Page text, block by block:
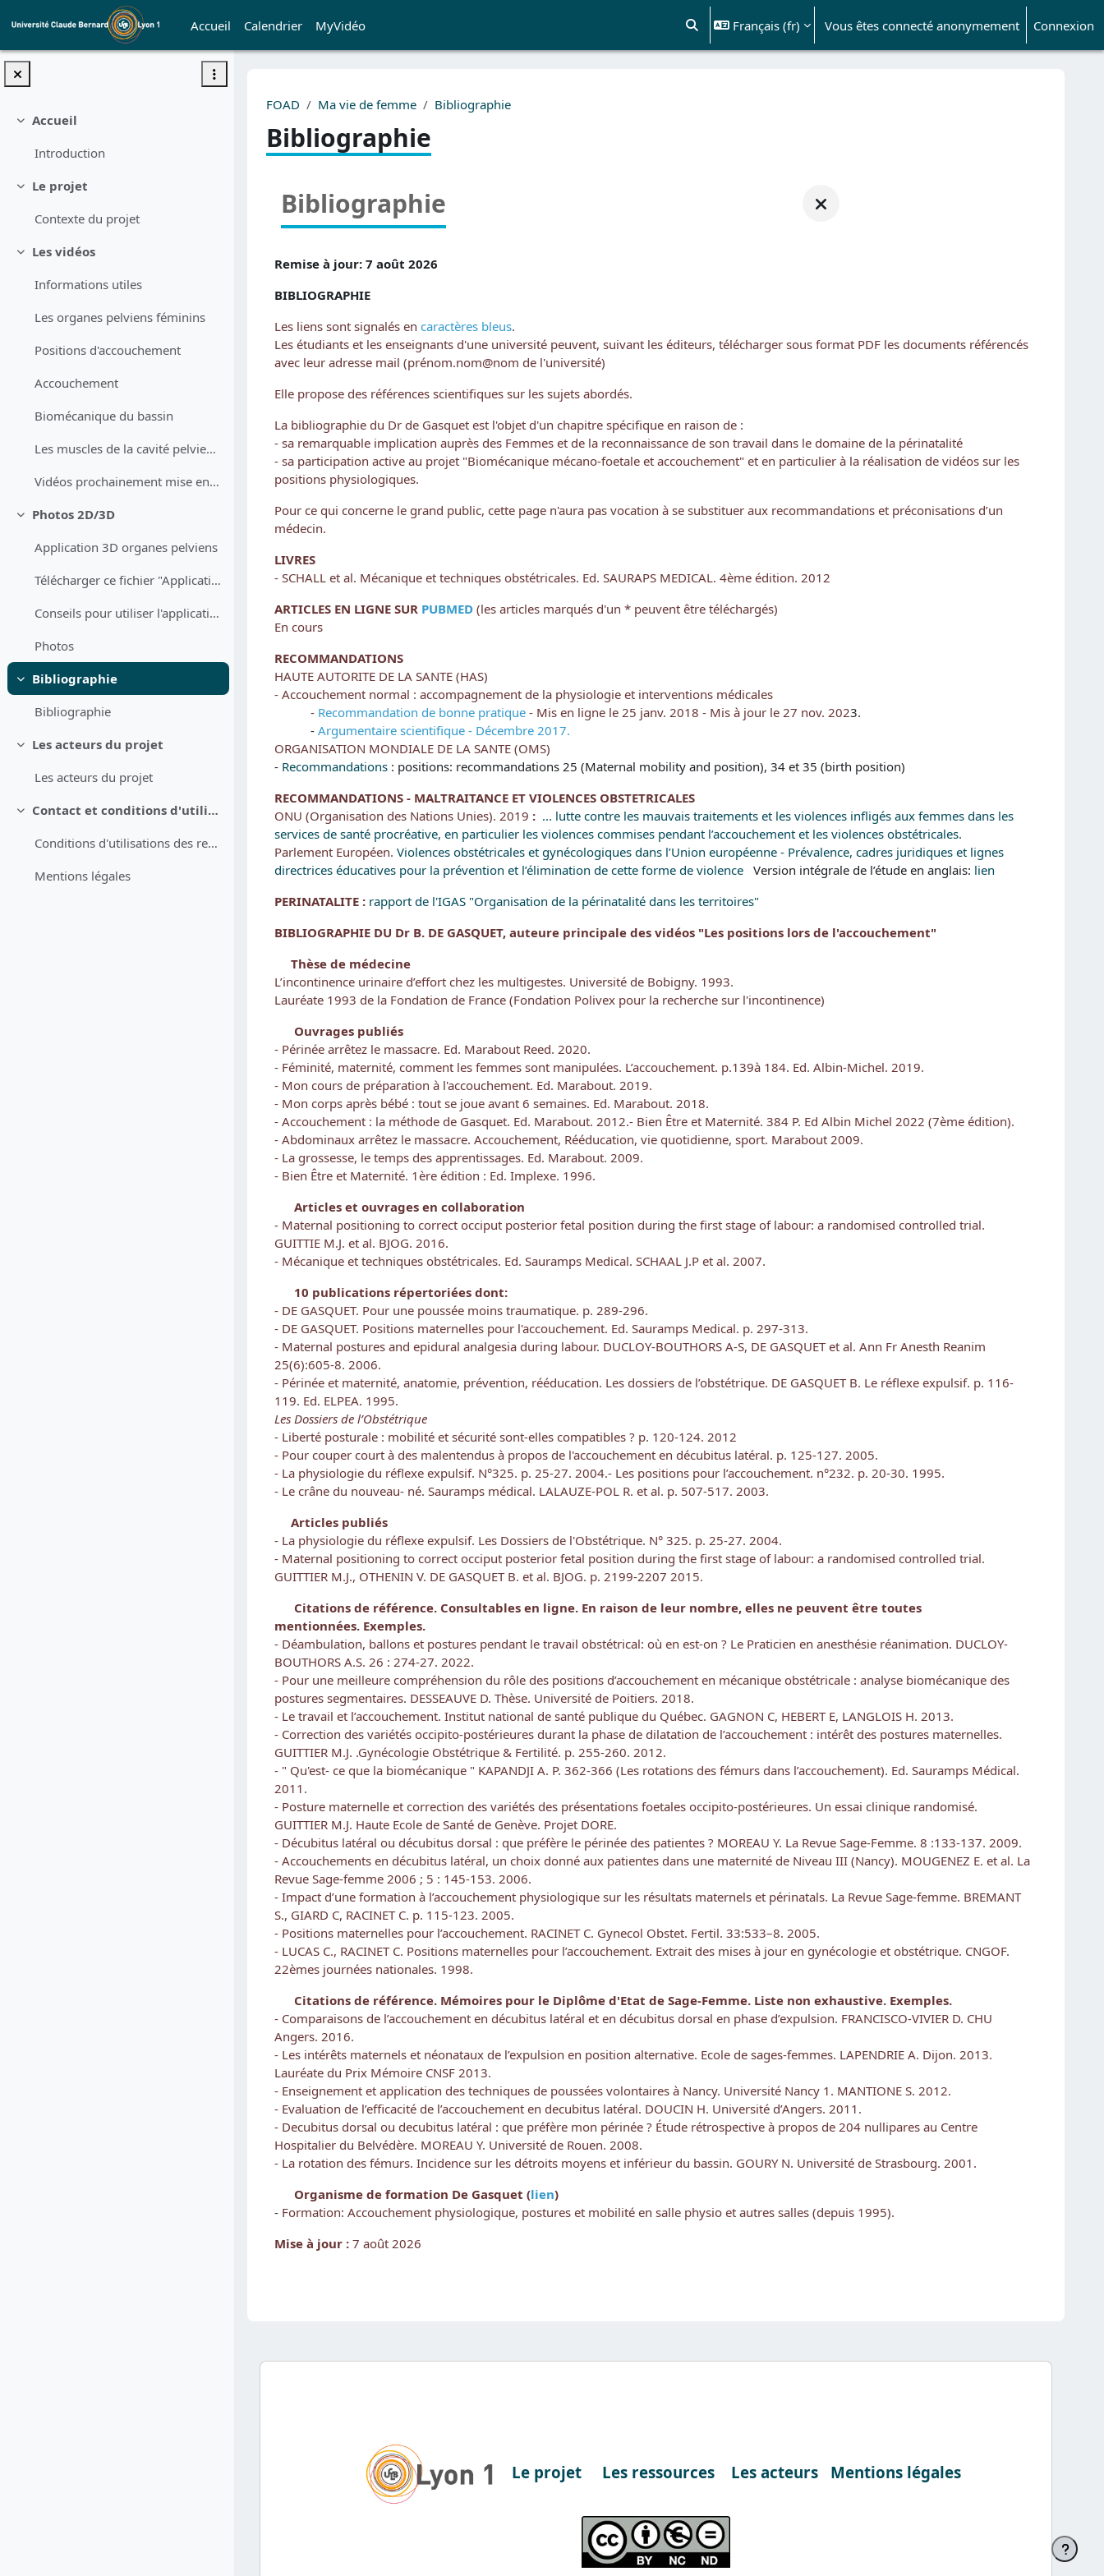
Passer au contenu principal
Accueil
Calendrier MyVidéo Activer/désactiver la saisie de recherche
Français ‎(fr)‎ Vous êtes connecté anonymement Connexion
Replier
Accueil
Introduction
Replier
Le projet
Contexte du projet
Replier
Les vidéos
Informations utiles
Les organes pelviens féminins
Positions d'accouchement
Accouchement
Biomécanique du bassin
Les muscles de la cavité pelvienne
Vidéos prochainement mise en ligne
Replier
Photos 2D/3D
Application 3D organes pelviens
Télécharger ce fichier "Application 3D Organes pelviens visibles "dans les 3 directions de l'espace et possibilité d'enlever et ajouter les organes
Conseils pour utiliser l'application 3D
Photos
Replier
Bibliographie
Bibliographie
Replier
Les acteurs du projet
Les acteurs du projet
Replier
Contact et conditions d'utilisation
Conditions d'utilisations des ressources
Mentions légales
FOAD Ma vie de femme Bibliographie
Bibliographie
Bibliographie
Remise à jour: 7 août 2026
BIBLIOGRAPHIE
Les liens sont signalés en caractères bleus.
Les étudiants et les enseignants d'une université peuvent, suivant les éditeurs, télécharger sous format PDF les documents référencés
avec leur adresse mail (prénom.nom@nom de l'université)
Elle propose des références scientifiques sur les sujets abordés.
La bibliographie du Dr de Gasquet est l'objet d'un chapitre spécifique en raison de :
- sa remarquable implication auprès des Femmes et de la reconnaissance de son travail dans le domaine de la périnatalité
- sa participation active au projet "Biomécanique mécano-foetale et accouchement" et en particulier à la réalisation de vidéos sur les
positions physiologiques.
Pour ce qui concerne le grand public, cette page n'aura pas vocation à se substituer aux recommandations et préconisations d’un
médecin.
LIVRES
- SCHALL et al. Mécanique et techniques obstétricales. Ed. SAURAPS MEDICAL. 4ème édition. 2012
ARTICLES EN LIGNE SUR PUBMED (les articles marqués d'un * peuvent être téléchargés)
En cours
RECOMMANDATIONS
HAUTE AUTORITE DE LA SANTE (HAS)
- Accouchement normal : accompagnement de la physiologie et interventions médicales
- Recommandation de bonne pratique - Mis en ligne le 25 janv. 2018 - Mis à jour le 27 nov. 2023.
- Argumentaire scientifique - Décembre 2017.
ORGANISATION MONDIALE DE LA SANTE (OMS)
- Recommandations : positions: recommandations 25 (Maternal mobility and position), 34 et 35 (birth position)
RECOMMANDATIONS - MALTRAITANCE ET VIOLENCES OBSTETRICALES
ONU (Organisation des Nations Unies). 2019 : ... lutte contre les mauvais traitements et les violences infligés aux femmes dans les
services de santé procréative, en particulier les violences commises pendant l’accouchement et les violences obstétricales.
Parlement Européen. Violences obstétricales et gynécologiques dans l’Union européenne - Prévalence, cadres juridiques et lignes
directrices éducatives pour la prévention et l’élimination de cette forme de violence Version intégrale de l’étude en anglais: lien
PERINATALITE : rapport de l'IGAS "Organisation de la périnatalité dans les territoires"
BIBLIOGRAPHIE DU Dr B. DE GASQUET, auteure principale des vidéos "Les positions lors de l'accouchement"
Thèse de médecine
L’incontinence urinaire d’effort chez les multigestes. Université de Bobigny. 1993.
Lauréate 1993 de la Fondation de France (Fondation Polivex pour la recherche sur l'incontinence)
Ouvrages publiés
- Périnée arrêtez le massacre. Ed. Marabout Reed. 2020.
- Féminité, maternité, comment les femmes sont manipulées. L’accouchement. p.139à 184. Ed. Albin-Michel. 2019.
- Mon cours de préparation à l'accouchement. Ed. Marabout. 2019.
- Mon corps après bébé : tout se joue avant 6 semaines. Ed. Marabout. 2018.
- Accouchement : la méthode de Gasquet. Ed. Marabout. 2012.- Bien Être et Maternité. 384 P. Ed Albin Michel 2022 (7ème édition).
- Abdominaux arrêtez le massacre. Accouchement, Rééducation, vie quotidienne, sport. Marabout 2009.
- La grossesse, le temps des apprentissages. Ed. Marabout. 2009.
- Bien Être et Maternité. 1ère édition : Ed. Implexe. 1996.
Articles et ouvrages en collaboration
- Maternal positioning to correct occiput posterior fetal position during the first stage of labour: a randomised controlled trial.
GUITTIE M.J. et al. BJOG. 2016.
- Mécanique et techniques obstétricales. Ed. Sauramps Medical. SCHAAL J.P et al. 2007.
10 publications répertoriées dont:
- DE GASQUET. Pour une poussée moins traumatique. p. 289-296.
- DE GASQUET. Positions maternelles pour l'accouchement. Ed. Sauramps Medical. p. 297-313.
- Maternal postures and epidural analgesia during labour. DUCLOY-BOUTHORS A-S, DE GASQUET et al. Ann Fr Anesth Reanim
25(6):605-8. 2006.
- Périnée et maternité, anatomie, prévention, rééducation. Les dossiers de l’obstétrique. DE GASQUET B. Le réflexe expulsif. p. 116-
119. Ed. ELPEA. 1995.
Les Dossiers de l’Obstétrique
- Liberté posturale : mobilité et sécurité sont-elles compatibles ? p. 120-124. 2012
- Pour couper court à des malentendus à propos de l'accouchement en décubitus latéral. p. 125-127. 2005.
- La physiologie du réflexe expulsif. N°325. p. 25-27. 2004.- Les positions pour l’accouchement. n°232. p. 20-30. 1995.
- Le crâne du nouveau- né. Sauramps médical. LALAUZE-POL R. et al. p. 507-517. 2003.
Articles publiés
- La physiologie du réflexe expulsif. Les Dossiers de l'Obstétrique. N° 325. p. 25-27. 2004.
- Maternal positioning to correct occiput posterior fetal position during the first stage of labour: a randomised controlled trial.
GUITTIER M.J., OTHENIN V. DE GASQUET B. et al. BJOG. p. 2199-2207 2015.
Citations de référence. Consultables en ligne. En raison de leur nombre, elles ne peuvent être toutes
mentionnées. Exemples.
- Déambulation, ballons et postures pendant le travail obstétrical: où en est-on ? Le Praticien en anesthésie réanimation. DUCLOY-
BOUTHORS A.S. 26 : 274-27. 2022.
- Pour une meilleure compréhension du rôle des positions d’accouchement en mécanique obstétricale : analyse biomécanique des
postures segmentaires. DESSEAUVE D. Thèse. Université de Poitiers. 2018.
- Le travail et l’accouchement. Institut national de santé publique du Québec. GAGNON C, HEBERT E, LANGLOIS H. 2013.
- Correction des variétés occipito-postérieures durant la phase de dilatation de l’accouchement : intérêt des postures maternelles.
GUITTIER M.J. .Gynécologie Obstétrique & Fertilité. p. 255-260. 2012.
- " Qu'est- ce que la biomécanique " KAPANDJI A. P. 362-366 (Les rotations des fémurs dans l’accouchement). Ed. Sauramps Médical.
2011.
- Posture maternelle et correction des variétés des présentations foetales occipito-postérieures. Un essai clinique randomisé.
GUITTIER M.J. Haute Ecole de Santé de Genève. Projet DORE.
- Décubitus latéral ou décubitus dorsal : que préfère le périnée des patientes ? MOREAU Y. La Revue Sage-Femme. 8 :133-137. 2009.
- Accouchements en décubitus latéral, un choix donné aux patientes dans une maternité de Niveau III (Nancy). MOUGENEZ E. et al. La
Revue Sage-femme 2006 ; 5 : 145-153. 2006.
- Impact d’une formation à l’accouchement physiologique sur les résultats maternels et périnatals. La Revue Sage-femme. BREMANT
S., GIARD C, RACINET C. p. 115-123. 2005.
- Positions maternelles pour l’accouchement. RACINET C. Gynecol Obstet. Fertil. 33:533–8. 2005.
- LUCAS C., RACINET C. Positions maternelles pour l’accouchement. Extrait des mises à jour en gynécologie et obstétrique. CNGOF.
22èmes journées nationales. 1998.
Citations de référence. Mémoires pour le Diplôme d'Etat de Sage-Femme. Liste non exhaustive. Exemples.
- Comparaisons de l’accouchement en décubitus latéral et en décubitus dorsal en phase d’expulsion. FRANCISCO-VIVIER D. CHU
Angers. 2016.
- Les intérêts maternels et néonataux de l’expulsion en position alternative. Ecole de sages-femmes. LAPENDRIE A. Dijon. 2013.
Lauréate du Prix Mémoire CNSF 2013.
- Enseignement et application des techniques de poussées volontaires à Nancy. Université Nancy 1. MANTIONE S. 2012.
- Evaluation de l’efficacité de l’accouchement en decubitus latéral. DOUCIN H. Université d’Angers. 2011.
- Decubitus dorsal ou decubitus latéral : que préfère mon périnée ? Étude rétrospective à propos de 204 nullipares au Centre
Hospitalier du Belvédère. MOREAU Y. Université de Rouen. 2008.
- La rotation des fémurs. Incidence sur les détroits moyens et inférieur du bassin. GOURY N. Université de Strasbourg. 2001.
Organisme de formation De Gasquet (lien)
- Formation: Accouchement physiologique, postures et mobilité en salle physio et autres salles (depuis 1995).
Mise à jour : 7 août 2026
Blocs
Le projet Les ressources Les acteurs Mentions légales